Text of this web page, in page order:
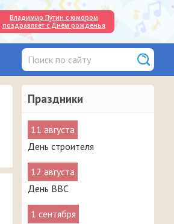
Владимир Путин с юмором
поздравляет с Днём рожденья
Праздники
11 августа
День строителя
12 августа
День ВВС
1 сентября